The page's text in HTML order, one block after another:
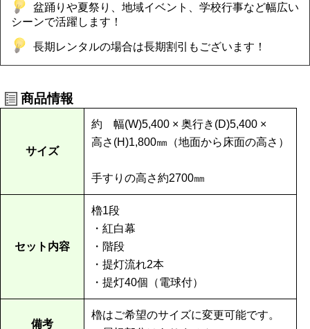
盆踊りや夏祭り、地域イベント、学校行事など幅広い
シーンで活躍します！
長期レンタルの場合は長期割引もございます！
商品情報
サイズ
約 幅(W)5,400 × 奥行き(D)5,400 ×
高さ(H)1,800㎜（地面から床面の高さ）
手すりの高さ約2700㎜
セット内容
櫓1段
・紅白幕
・階段
・提灯流れ2本
・提灯40個（電球付）
備考
櫓はご希望のサイズに変更可能です。